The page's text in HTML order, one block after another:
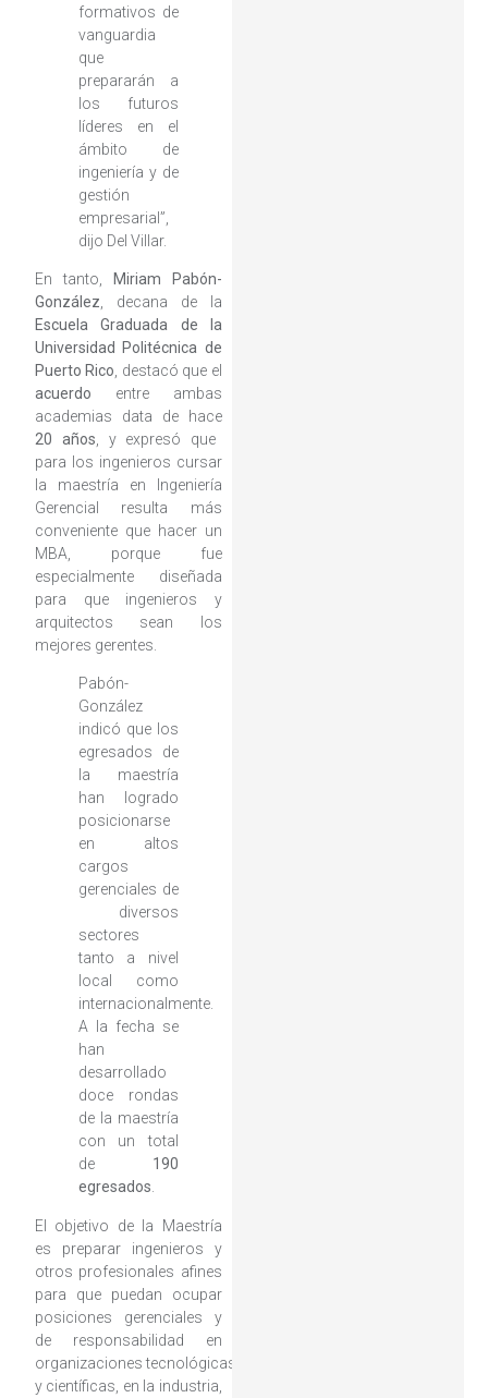
formativos de
vanguardia
que
prepararán a
los futuros
líderes en el
ámbito de
ingeniería y de
gestión
empresarial”,
dijo Del Villar.
En tanto,
Miriam Pabón-
González , decana de la
Escuela Graduada de la
Universidad Politécnica de
Puerto Rico , destacó que el
acuerdo entre ambas
academias data de hace
20 años , y expresó que
para los ingenieros cursar
la maestría en Ingeniería
Gerencial resulta más
conveniente que hacer un
MBA, porque fue
especialmente diseñada
para que ingenieros y
arquitectos sean los
mejores gerentes.
Pabón-
González
indicó que los
egresados de
la maestría
han logrado
posicionarse
en altos
cargos
gerenciales de
diversos
sectores
tanto a nivel
local como
internacionalmente.
A la fecha se
han
desarrollado
doce rondas
de la maestría
con un total
de 190
egresados.
El objetivo de la Maestría
es preparar ingenieros y
otros profesionales afines
para que puedan ocupar
posiciones gerenciales y
de responsabilidad en
organizaciones tecnológicas
y científicas, en la industria,